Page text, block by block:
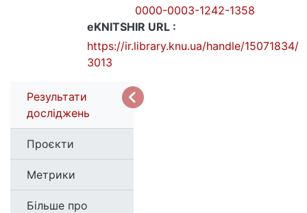
0000-0003-1242-1358
eKNITSHIR URL :
https://ir.library.knu.ua/handle/15071834/
3013
Результати
досліджень
Проєкти
Метрики
Більше про